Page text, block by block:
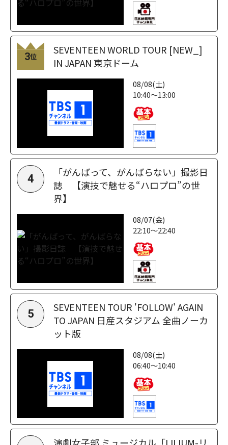
3位
SEVENTEEN WORLD TOUR [NEW_]
IN JAPAN 東京ドーム
08/08(土)
10:40～13:00
4
「がんばって、がんばらない」撮影日
誌 【演技で魅せる“ハロプロ”の世
界】
08/07(金)
22:10～22:40
5
SEVENTEEN TOUR 'FOLLOW' AGAIN
TO JAPAN 日産スタジアム 全曲ノーカ
ット版
08/08(土)
06:40～10:40